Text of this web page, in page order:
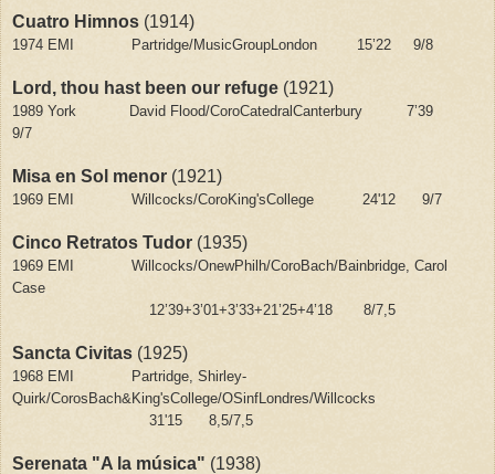
Cuatro Himnos (1914)
1974 EMI Partridge/MusicGroupLondon 15’22 9/8
Lord, thou hast been our refuge (1921)
1989 York David Flood/CoroCatedralCanterbury
7’39
9/7
Misa en Sol menor (1921)
1969 EMI Willcocks/CoroKing'sCollege 24'12 9/7
Cinco Retratos Tudor (1935)
1969 EMI
Willcocks/OnewPhilh/CoroBach/Bainbridge, Carol
Case
12’39+3’01+3’33+21’25+4’18
8/7,5
Sancta Civitas (1925)
1968 EMI
Partridge, Shirley-
Quirk/CorosBach&King'sCollege/OSinfLondres/Willcocks
31'15
8,5/7,5
Serenata "A la música" (1938)